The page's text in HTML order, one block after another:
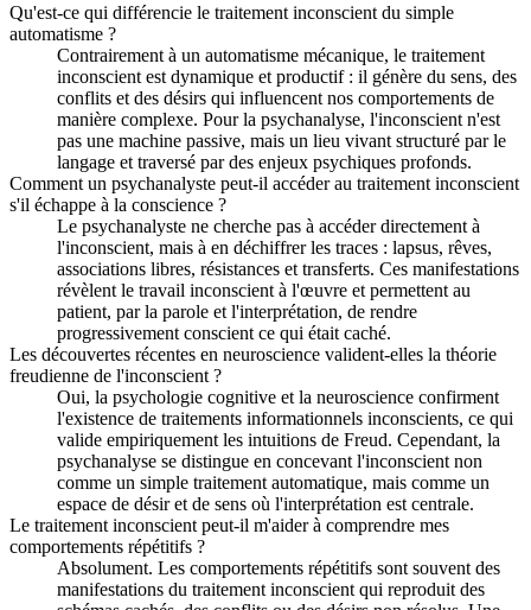
Qu'est-ce qui différencie le traitement inconscient du simple
automatisme ?
Contrairement à un automatisme mécanique, le traitement
inconscient est dynamique et productif : il génère du sens, des
conflits et des désirs qui influencent nos comportements de
manière complexe. Pour la psychanalyse, l'inconscient n'est
pas une machine passive, mais un lieu vivant structuré par le
langage et traversé par des enjeux psychiques profonds.
Comment un psychanalyste peut-il accéder au traitement inconscient
s'il échappe à la conscience ?
Le psychanalyste ne cherche pas à accéder directement à
l'inconscient, mais à en déchiffrer les traces : lapsus, rêves,
associations libres, résistances et transferts. Ces manifestations
révèlent le travail inconscient à l'œuvre et permettent au
patient, par la parole et l'interprétation, de rendre
progressivement conscient ce qui était caché.
Les découvertes récentes en neuroscience valident-elles la théorie
freudienne de l'inconscient ?
Oui, la psychologie cognitive et la neuroscience confirment
l'existence de traitements informationnels inconscients, ce qui
valide empiriquement les intuitions de Freud. Cependant, la
psychanalyse se distingue en concevant l'inconscient non
comme un simple traitement automatique, mais comme un
espace de désir et de sens où l'interprétation est centrale.
Le traitement inconscient peut-il m'aider à comprendre mes
comportements répétitifs ?
Absolument. Les comportements répétitifs sont souvent des
manifestations du traitement inconscient qui reproduit des